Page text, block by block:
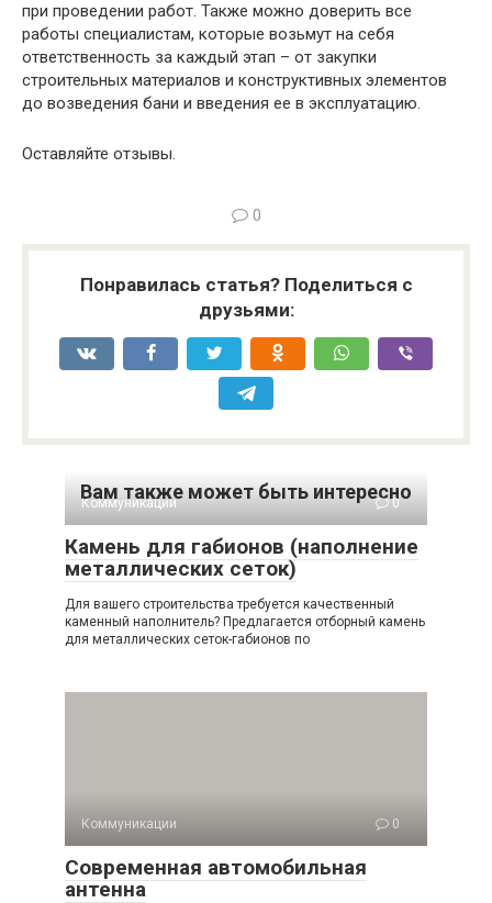
при проведении работ. Также можно доверить все
работы специалистам, которые возьмут на себя
ответственность за каждый этап – от закупки
строительных материалов и конструктивных элементов
до возведения бани и введения ее в эксплуатацию.
Оставляйте отзывы.
0
Понравилась статья? Поделиться с
друзьями:
Вам также может быть интересно
Коммуникации 0
Камень для габионов (наполнение
металлических сеток)
Для вашего строительства требуется качественный
каменный наполнитель? Предлагается отборный камень
для металлических сеток-габионов по
Коммуникации 0
Современная автомобильная
антенна